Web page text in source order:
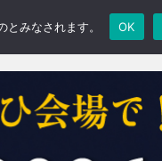
みなされます。 OK